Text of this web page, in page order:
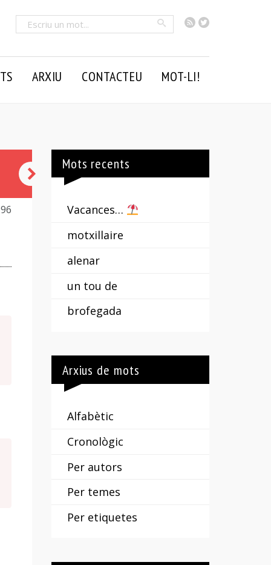
RSSTwitter
Cercar
ARXIU CONTACTEU MOT-LI!
sortir-
Mots recents
Vacances…
motxillaire
alenar
un tou de
brofegada
Arxius de mots
Alfabètic
Cronològic
Per autors
Per temes
Per etiquetes